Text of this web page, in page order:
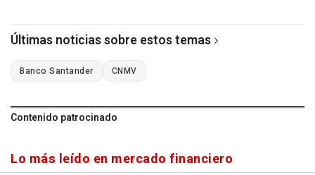
Últimas noticias sobre estos temas
Banco Santander CNMV
Contenido patrocinado
Lo más leído en mercado financiero